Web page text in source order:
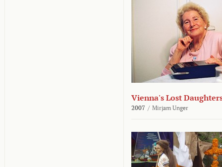
Vienna's Lost
2007 / Mirjam Unger